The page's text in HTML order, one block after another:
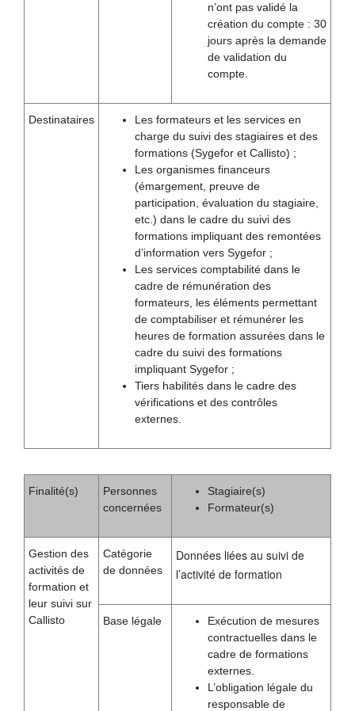
n’ont pas validé la
création du compte : 30
jours après la demande
de validation du
compte.
Destinataires
Les formateurs et les services en
charge du suivi des stagiaires et des
formations (Sygefor et Callisto) ;
Les organismes financeurs
(émargement, preuve de
participation, évaluation du stagiaire,
etc.) dans le cadre du suivi des
formations impliquant des remontées
d’information vers Sygefor ;
Les services comptabilité dans le
cadre de rémunération des
formateurs, les éléments permettant
de comptabiliser et rémunérer les
heures de formation assurées dans le
cadre du suivi des formations
impliquant Sygefor ;
Tiers habilités dans le cadre des
vérifications et des contrôles
externes.
Finalité(s)
Personnes
concernées
Stagiaire(s)
Formateur(s)
Gestion des
activités de
formation et
leur suivi sur
Callisto
Catégorie
de données
Données liées au suivi de
l’activité de formation
Base légale
Exécution de mesures
contractuelles dans le
cadre de formations
externes.
L’obligation légale du
responsable de